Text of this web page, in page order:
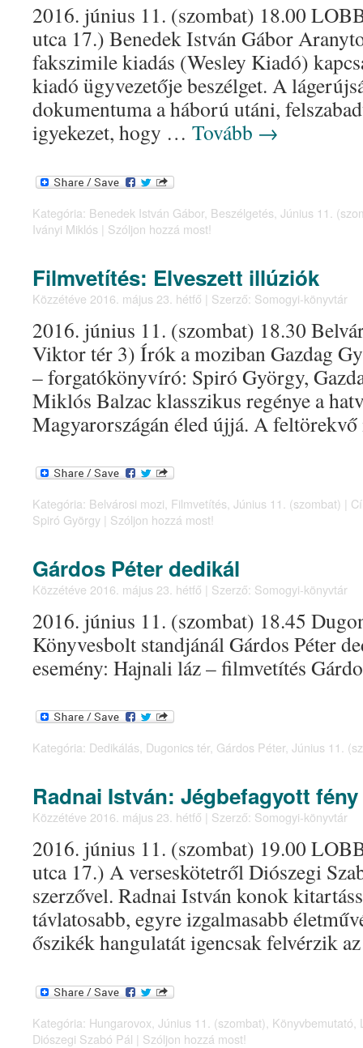
2016. június 11. (szombat) 18.00
utca 17.) Benedek István Gábor
fakszimile kiadás (Wesley Kiadó)
kiadó ügyvezetője beszélget. A
dokumentuma a háború utáni,
igyekezet, hogy … Tovább →
Kategória: Benedek István Gábor, Beszélgetés Június 11.
Iványi Miklós | Szóljon hozzá most!
Filmvetítés: Elveszett illúziók
Közzétéve 2016. május 23. hétfő | Szerző: Somogyi-könyvtár
2016. június 11. (szombat) 18.30
Viktor tér 3) Írók a moziban Gazdag
– forgatókönyvíró: Spiró György,
Miklós Balzac klasszikus regénye a
Magyarországán éled újjá. A
Kategória: Belvárosi mozi Filmvetítés Június 11. (szombat) |
Spiró György | Szóljon hozzá most!
Gárdos Péter dedikál
Közzétéve 2016. május 23. hétfő | Szerző: Somogyi-könyvtár
2016. június 11. (szombat) 18.45
Könyvesbolt standjánál Gárdos Péter
esemény: Hajnali láz – filmvetítés
Kategória: Dedikálás, Dugonics tér, Gárdos Péter, Június 11.
Radnai István: Jégbefagyott fény
Közzétéve 2016. május 23. hétfő | Szerző: Somogyi-könyvtár
2016. június 11. (szombat) 19.00
utca 17.) A verseskötetről Diószegi
szerzővel. Radnai István konok
távlatosabb, egyre izgalmasabb
őszikék hangulatát igencsak felvérzik
Kategória: Hungarovox Június 11. (szombat) Könyvbemutató
Diószegi Szabó Pál | Szóljon hozzá most!